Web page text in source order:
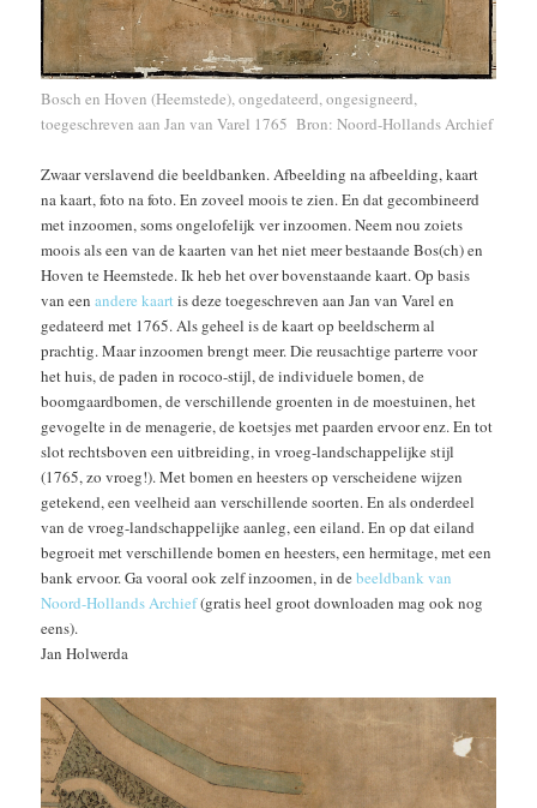
Bosch en Hoven (Heemstede), ongedateerd, ongesigneerd,
toegeschreven aan Jan van Varel 1765 Bron: Noord-Hollands Archief
Zwaar verslavend die beeldbanken. Afbeelding na afbeelding, kaart
na kaart, foto na foto. En zoveel moois te zien. En dat gecombineerd
met inzoomen, soms ongelofelijk ver inzoomen. Neem nou zoiets
moois als een van de kaarten van het niet meer bestaande Bos(ch) en
Hoven te Heemstede. Ik heb het over bovenstaande kaart. Op basis
van eenandere kaartis deze toegeschreven aan Jan van Varel en
gedateerd met 1765. Als geheel is de kaart op beeldscherm al
prachtig. Maar inzoomen brengt meer. Die reusachtige parterre voor
het huis, de paden in rococo-stijl, de individuele bomen, de
boomgaardbomen, de verschillende groenten in de moestuinen, het
gevogelte in de menagerie, de koetsjes met paarden ervoor enz. En tot
slot rechtsboven een uitbreiding, in vroeg-landschappelijke stijl
(1765, zo vroeg!). Met bomen en heesters op verscheidene wijzen
getekend, een veelheid aan verschillende soorten. En als onderdeel
van de vroeg-landschappelijke aanleg, een eiland. En op dat eiland
begroeit met verschillende bomen en heesters, een hermitage, met een
bank ervoor. Ga vooral ook zelf inzoomen, in debeeldbank van
Noord-Hollands Archief(gratis heel groot downloaden mag ook nog
eens).
Jan Holwerda